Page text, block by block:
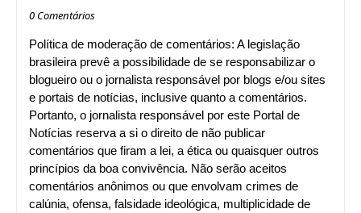
0 Comentários
Política de moderação de comentários: A legislação
brasileira prevê a possibilidade de se responsabilizar o
blogueiro ou o jornalista responsável por blogs e/ou sites
e portais de notícias, inclusive quanto a comentários.
Portanto, o jornalista responsável por este Portal de
Notícias reserva a si o direito de não publicar
comentários que firam a lei, a ética ou quaisquer outros
princípios da boa convivência. Não serão aceitos
comentários anônimos ou que envolvam crimes de
calúnia, ofensa, falsidade ideológica, multiplicidade de